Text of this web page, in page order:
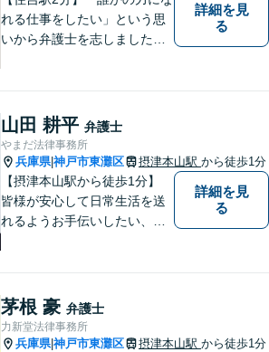
れる仕事をしたい」という思
いから弁護士を志しました。
うぞ一人で抱え込まず、お気
軽にご相談ください。
詳細を見
る
山田 耕平 弁護士
やまだ法律事務所
兵庫県|神戸市東灘区 摂津本山駅 から徒歩1分
【摂津本山駅から徒歩1分】
皆様が安心して日常生活を送
れるようお手伝いしたい、皆
たら、お気軽にご相談くださ
い。
詳細を見
る
茅根 豪 弁護士
力新堂法律事務所
兵庫県|神戸市東灘区 摂津本山駅 から徒歩1分